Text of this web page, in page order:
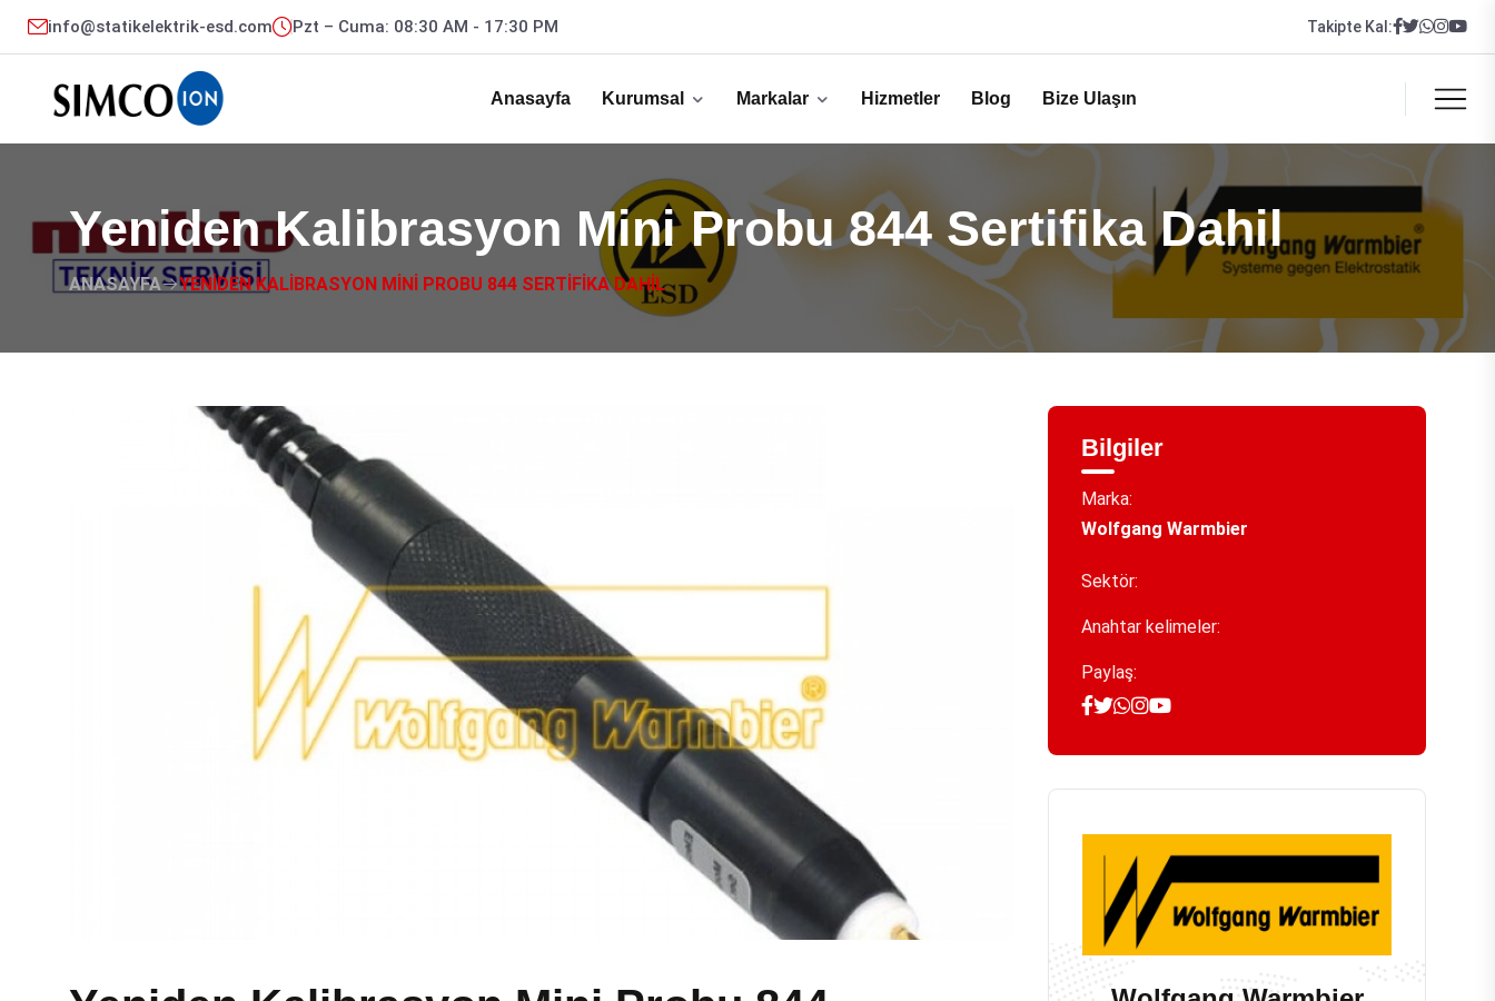
info@statikelektrik-esd.com Pzt – Cuma: 08:30 AM - 17:30 PM Takipte Kal:
Anasayfa Kurumsal Markalar Hizmetler Blog Bize Ulaşın
Yeniden Kalibrasyon Mini Probu 844 Sertifika Dahil
ANASAYFA YENIDEN KALIBRASYON MINI PROBU 844 SERTIFIKA DAHIL
Bilgiler
Marka:
Wolfgang Warmbier
Sektör:
Anahtar kelimeler:
Paylaş: